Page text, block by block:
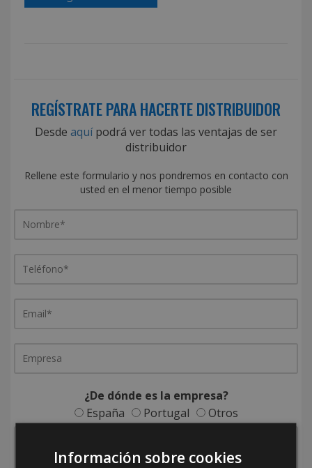
REGÍSTRATE PARA HACERTE DISTRIBUIDOR
Desde aquípodrá ver todas las ventajas de ser
distribuidor
Rellene este formulario y nos pondremos en contacto con
usted en el menor tiempo posible
¿De dónde es la empresa?
España
Portugal Otros
Información sobre cookies